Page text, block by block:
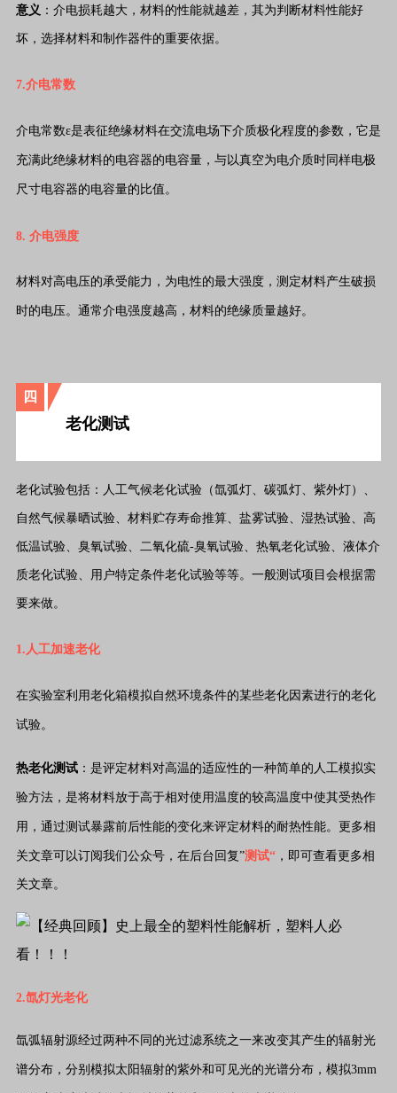
意义 ：介电损耗越大，材料的性能就越差，其为判断材料性能好
坏，选择材料和制作器件的重要依据。
7.介电常数
介电常数ε是表征绝缘材料在交流电场下介质极化程度的参数，它是
充满此绝缘材料的电容器的电容量，与以真空为电介质时同样电极
尺寸电容器的电容量的比值。
8. 介电强度
材料对高电压的承受能力，为电性的最大强度，测定材料产生破损
时的电压。通常介电强度越高，材料的绝缘质量越好。
四
老化测试
老化试验包括：人工气候老化试验（氙弧灯、碳弧灯、紫外灯）、
自然气候暴晒试验、材料贮存寿命推算、盐雾试验、湿热试验、高
低温试验、臭氧试验、二氧化硫-臭氧试验、热氧老化试验、液体介
质老化试验、用户特定条件老化试验等等。一般测试项目会根据需
要来做。
1.人工加速老化
在实验室利用老化箱模拟自然环境条件的某些老化因素进行的老化
试验。
热老化测试 ：是评定材料对高温的适应性的一种简单的人工模拟实
验方法，是将材料放于高于相对使用温度的较高温度中使其受热作
用，通过测试暴露前后性能的变化来评定材料的耐热性能。 更多相
关文章可以订阅我们公众号，在后台回复”测试“ ，即可查看更多相
关文章。
2.氙灯光老化
氙弧辐射源经过两种不同的光过滤系统之一来改变其产生的辐射光
谱分布，分别模拟太阳辐射的紫外和可见光的光谱分布，模拟3mm